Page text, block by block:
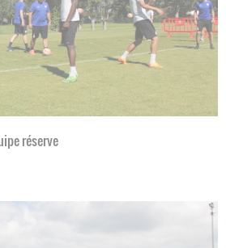
réserve